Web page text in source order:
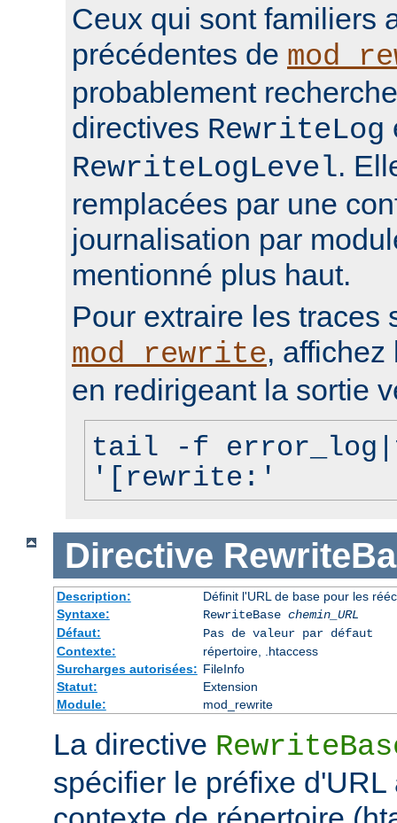
Ceux qui sont familiers
précédentes de
probablement
directives RewriteLog
RewriteLogLevel.
remplacées par une
journalisation par
mentionné plus haut.
Pour extraire les traces
mod_rewrite,
en redirigeant la sortie
tail -f
'[rewrite:'
Directive
Description:
Définit l'URL de base pour les
Syntaxe:
RewriteBase chemin_URL
Défaut:
Pas de valeur par défaut
Contexte:
répertoire, .htaccess
Surcharges autorisées: FileInfo
Statut:
Extension
Module:
mod_rewrite
La directive
spécifier le préfixe